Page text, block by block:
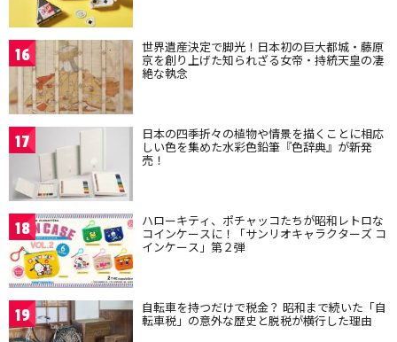
16 世界遺産決定で脚光！日本初の巨大都城・藤原
京を創り上げた知られざる女帝・持統天皇の凄
絶な執念
17 日本の四季折々の植物や情景を描くことに相応
しい色を集めた水彩色鉛筆『色辞典』が新発
売！
18 ハローキティ、ポチャッコたちが昭和レトロな
コインケースに！「サンリオキャラクターズ コ
インケース」第２弾
19 自転車を持つだけで税金？ 昭和まで続いた「自
転車税」の意外な歴史と脱税が横行した理由